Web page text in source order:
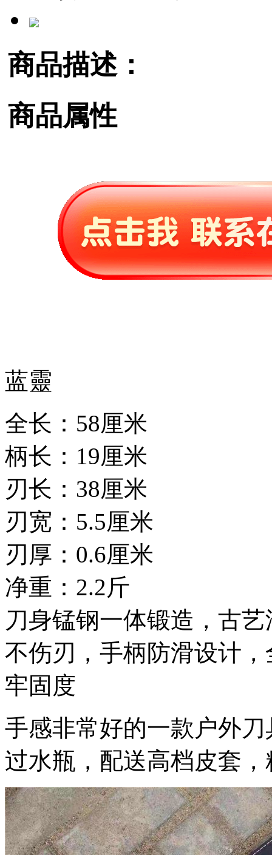
商品描述：
商品属性
蓝靈
全长：58厘米
柄长：19厘米
刃长：38厘米
刃宽：5.5厘米
刃厚：0.6厘米
净重：2.2斤
刀身锰钢一体锻造，古
不伤刃，手柄防滑设计
牢固度
手感非常好的一款户外
过水瓶，配送高档皮套